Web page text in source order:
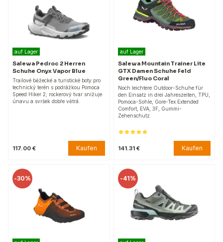
auf Lager
Salewa Pedroc 2 Herren
Schuhe Onyx Vapor Blue
Trailové běžecké a turistické boty pro
technický terén s podrážkou Pomoca
Speed Hiker 2; rockerový tvar snižuje
únavu a svršek dobře větrá.
117.00 € Kaufen
auf Lager
Salewa Mountain Trainer Lite
GTX Damen Schuhe Feld
Green/Fluo Coral
Noch leichtere Outdoor-Schuhe für
den Einsatz in drei Jahreszeiten, TPU,
Pomoca-Sohle, Gore-Tex Extended
Comfort, EVA, 3F, Gummi-
Zehenschutz.
141.31 € Kaufen
-30% -41%